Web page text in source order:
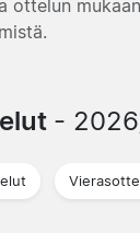
ottelun
-